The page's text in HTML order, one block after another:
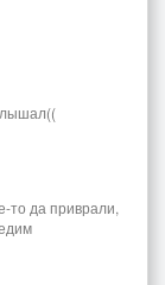
то да приврали,